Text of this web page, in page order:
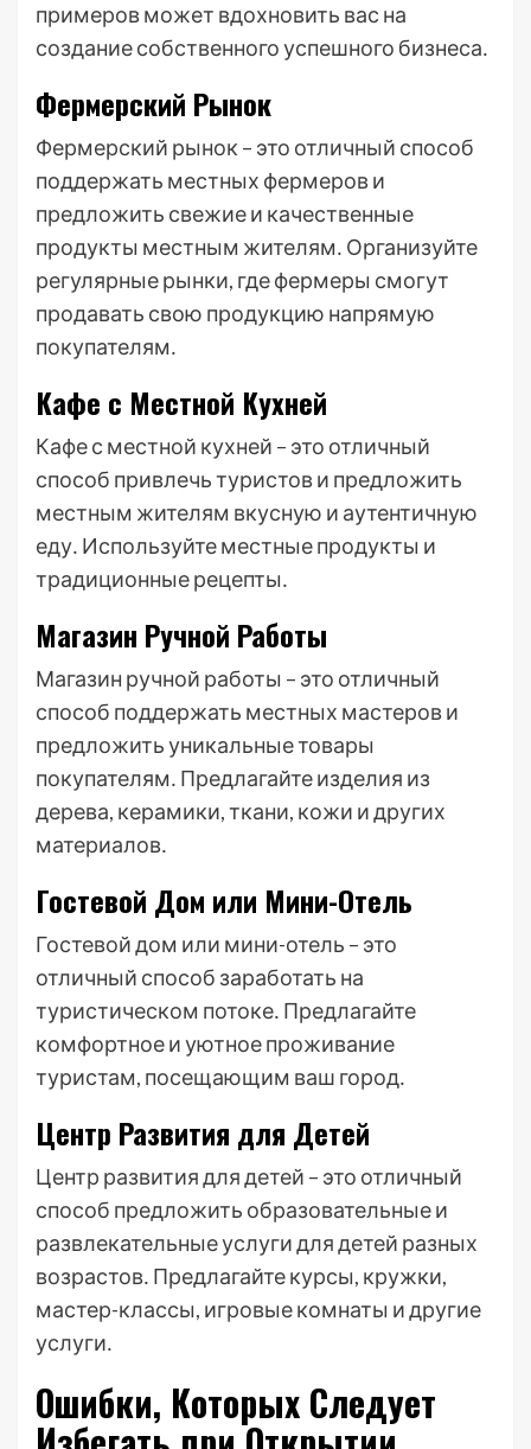
примеров может вдохновить вас на
создание собственного успешного бизнеса․
Фермерский Рынок
Фермерский рынок – это отличный способ
поддержать местных фермеров и
предложить свежие и качественные
продукты местным жителям․ Организуйте
регулярные рынки, где фермеры смогут
продавать свою продукцию напрямую
покупателям․
Кафе с Местной Кухней
Кафе с местной кухней – это отличный
способ привлечь туристов и предложить
местным жителям вкусную и аутентичную
еду․ Используйте местные продукты и
традиционные рецепты․
Магазин Ручной Работы
Магазин ручной работы – это отличный
способ поддержать местных мастеров и
предложить уникальные товары
покупателям․ Предлагайте изделия из
дерева, керамики, ткани, кожи и других
материалов․
Гостевой Дом или Мини-Отель
Гостевой дом или мини-отель – это
отличный способ заработать на
туристическом потоке․ Предлагайте
комфортное и уютное проживание
туристам, посещающим ваш город․
Центр Развития для Детей
Центр развития для детей – это отличный
способ предложить образовательные и
развлекательные услуги для детей разных
возрастов․ Предлагайте курсы, кружки,
мастер-классы, игровые комнаты и другие
услуги․
Ошибки, Которых Следует